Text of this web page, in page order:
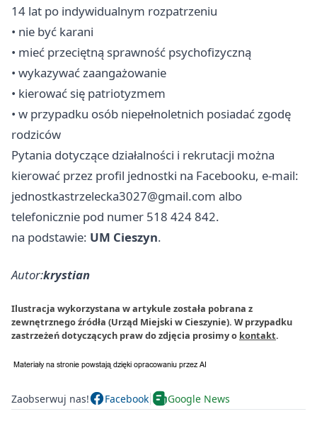
14 lat po indywidualnym rozpatrzeniu
• nie być karani
• mieć przeciętną sprawność psychofizyczną
• wykazywać zaangażowanie
• kierować się patriotyzmem
• w przypadku osób niepełnoletnich posiadać zgodę
rodziców
Pytania dotyczące działalności i rekrutacji można
kierować przez profil jednostki na Facebooku, e-mail:
jednostkastrzelecka3027@gmail.com albo
telefonicznie pod numer 518 424 842.
na podstawie: UM Cieszyn.
Autor:krystian
Ilustracja wykorzystana w artykule została pobrana z
zewnętrznego źródła (Urząd Miejski w Cieszynie). W przypadku
zastrzeżeń dotyczących praw do zdjęcia prosimy o kontakt.
Zaobserwuj nas! Facebook Google News